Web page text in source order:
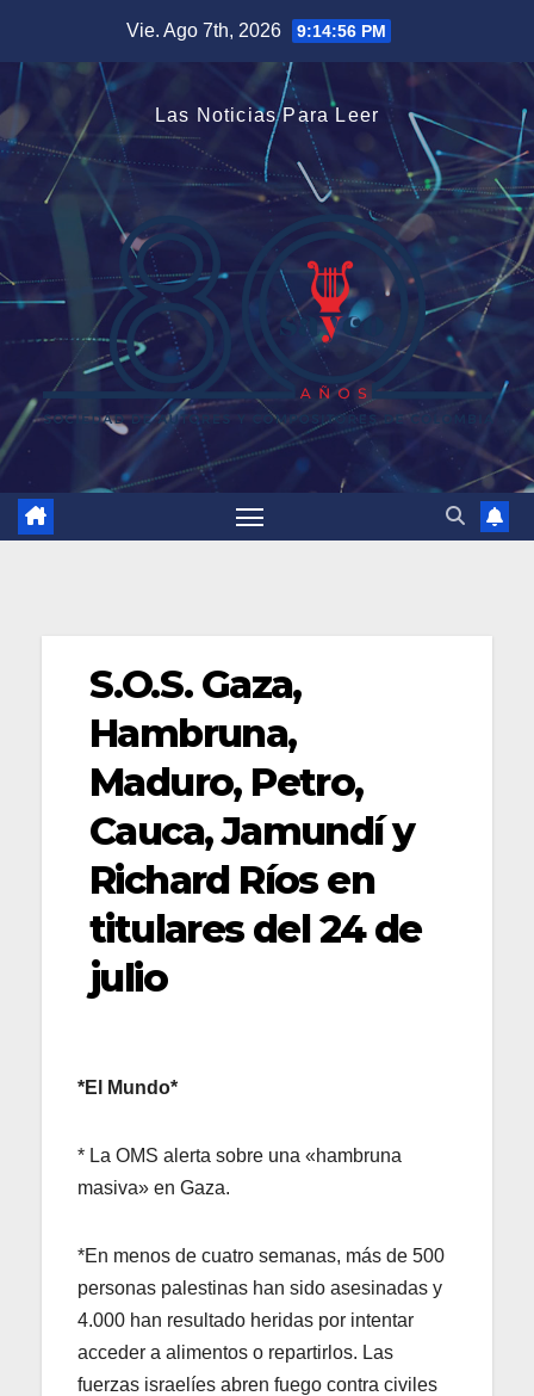
contenido
Vie. Ago 7th, 2026 9:14:57 PM
Las Noticias Para Leer
S.O.S. Gaza,
Hambruna,
Maduro, Petro,
Cauca, Jamundí y
Richard Ríos en
titulares del 24 de
julio
*El Mundo*
* La OMS alerta sobre una «hambruna
masiva» en Gaza.
*En menos de cuatro semanas, más de 500
personas palestinas han sido asesinadas y
4.000 han resultado heridas por intentar
acceder a alimentos o repartirlos. Las
fuerzas israelíes abren fuego contra civiles